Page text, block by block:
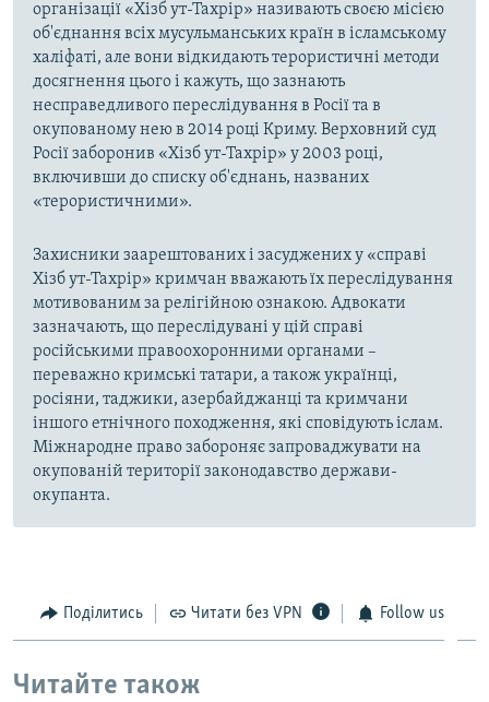
організації «Хізб ут-Тахрір» називають своєю місією
об'єднання всіх мусульманських країн в ісламському
халіфаті, але вони відкидають терористичні методи
досягнення цього і кажуть, що зазнають
несправедливого переслідування в Росії та в
окупованому нею в 2014 році Криму. Верховний суд
Росії заборонив «Хізб ут-Тахрір» у 2003 році,
включивши до списку об'єднань, названих
«терористичними».
Захисники заарештованих і засуджених у «справі
Хізб ут-Тахрір» кримчан вважають їх переслідування
мотивованим за релігійною ознакою. Адвокати
зазначають, що переслідувані у цій справі
російськими правоохоронними органами –
переважно кримські татари, а також українці,
росіяни, таджики, азербайджанці та кримчани
іншого етнічного походження, які сповідують іслам.
Міжнародне право забороняє запроваджувати на
окупованій території законодавство держави-
окупанта.
Поділитись Читати без VPN Follow us
Читайте також